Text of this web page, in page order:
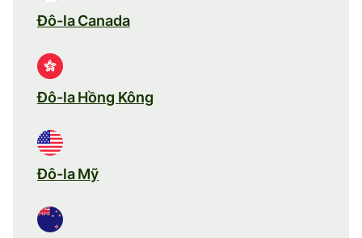
Đô-la Canada
Đô-la Hồng Kông
Đô-la Mỹ